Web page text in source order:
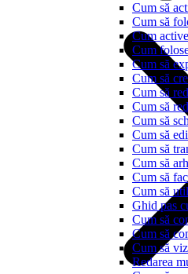
Cum să
Cum să
Cum
Cum
Cum să
Cum să
Cum să
Cum să
Cum să
Cum să
Cum să
Cum să
Cum să
Cum să
Ghid pas
Cum să
Cum să
Cum să
Redarea